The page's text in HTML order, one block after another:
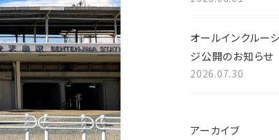
オールインクルー
ジ公開のお知らせ
2026.07.30
アーカイブ